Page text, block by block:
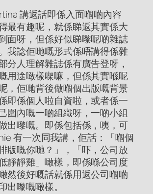
講返話即係入面嗰啲內容
最有趣呢，就係睇返其實係大
面呀，但係好似睇嚟呢啲雜誌
我諗佢哋嘅形式係唔講得係雜
分人理解雜誌係有廣告登呀，
用途噉樣㗎嘛，但係其實喺呢
，佢哋背後做嗰個出版嘅背景
即係個人啦自資啦，或者係一
圍內嘅一啲組織呀，一啲小組
出嚟嘅。即係包括係，咦，可
有一次同我講，佢話：「嗰個
版嘅你哋？」，「吓，公司放
靜靜雞」噉樣，即係喺公司度
然後好嘅話就係用返公司嗰啲
出嚟嘅噉樣。